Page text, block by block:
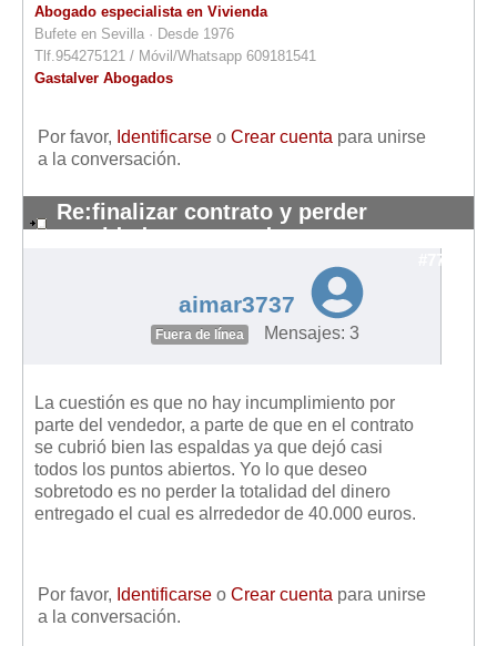
Abogado especialista en Vivienda
Bufete en Sevilla · Desde 1976
Tlf.954275121 / Móvil/Whatsapp 609181541
Gastalver Abogados
Por favor, Identificarse o Crear cuenta para unirse
a la conversación.
Re:finalizar contrato y perder
cantidades entregadas
#7754
aimar3737
Fuera de línea Mensajes: 3
La cuestión es que no hay incumplimiento por
parte del vendedor, a parte de que en el contrato
se cubrió bien las espaldas ya que dejó casi
todos los puntos abiertos. Yo lo que deseo
sobretodo es no perder la totalidad del dinero
entregado el cual es alrrededor de 40.000 euros.
Por favor, Identificarse o Crear cuenta para unirse
a la conversación.